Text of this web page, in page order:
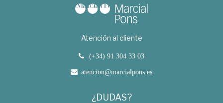
Atención al cliente
(+34) 91 304 33 03
atencion@marcialpons.es
¿DUDAS?